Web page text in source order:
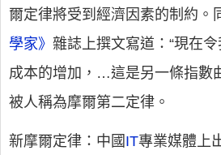
爾定律將受到經濟因素的制約。
學家》 雜誌上撰文寫道：“現在
成本的增加，…這是另一條指數
被人稱為摩爾第二定律。
新摩爾定律： 中國 IT專業媒體上